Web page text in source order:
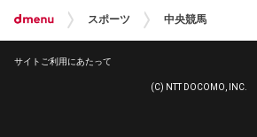
スポーツ 中央競馬
サイトご利用にあたって
(C) NTT DOCOMO, INC.